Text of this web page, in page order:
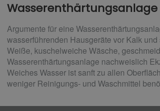
Wasserenthärtungsanlage
Argumente für eine
wasserführenden Hausgeräte vor Kalk
Weiße, kuschelweiche Wäsche,
Wasserenthärtungsanlage nachweislich
Weiches Wasser ist sanft zu allen
weniger Reinigungs- und Waschmittel